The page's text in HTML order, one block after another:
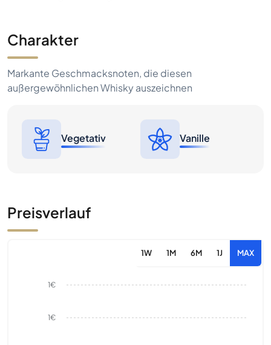
Charakter
Markante Geschmacksnoten, die diesen
außergewöhnlichen Whisky auszeichnen
Vegetativ Vanille
Preisverlauf
1W 1M 6M 1J MAX
1€
1€